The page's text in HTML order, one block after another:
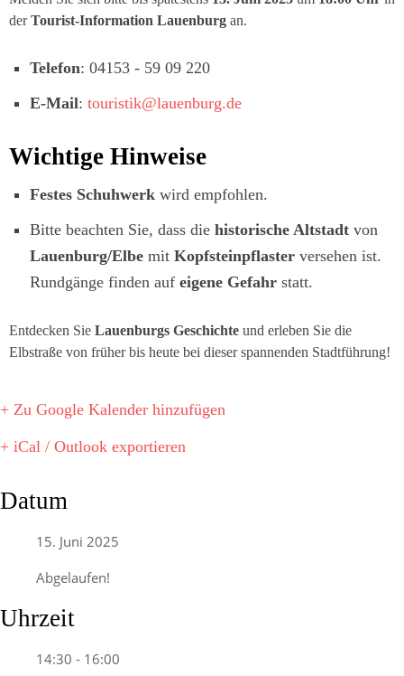
derTourist-Information Lauenburg an.
Telefon: 04153 - 59 09 220
E-Mail: touristik@lauenburg.de
Wichtige Hinweise
Festes Schuhwerk wird empfohlen.
Bitte beachten Sie, dass die historische Altstadt von
Lauenburg/Elbe mit Kopfsteinpflaster versehen ist.
Rundgänge finden auf eigene Gefahr statt.
Entdecken Sie Lauenburgs Geschichte und erleben Sie die
Elbstraße von früher bis heute bei dieser spannenden Stadtführung!
+ Zu Google Kalender hinzufügen
+ iCal / Outlook exportieren
Datum
15. Juni 2025
Abgelaufen!
Uhrzeit
14:30 - 16:00